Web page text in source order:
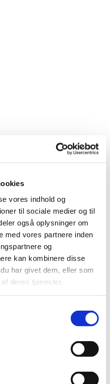
vores indhold og
til sociale medier og til
også oplysninger om
med vores partnere inden
og
kan kombinere disse
har givet dem, eller som
deres tjenester.
også kunne